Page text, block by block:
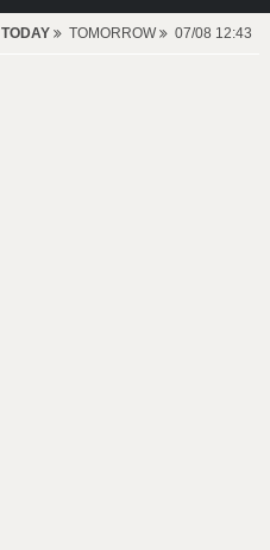
TODAY TOMORROW 07/08 12:43